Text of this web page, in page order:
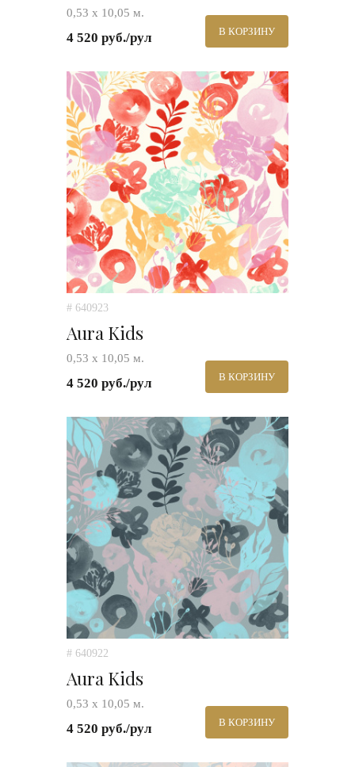
0,53 х 10,05 м.
4 520 руб./рул В КОРЗИНУ
# 640923
Aura Kids
0,53 х 10,05 м.
4 520 руб./рул В КОРЗИНУ
# 640922
Aura Kids
0,53 х 10,05 м.
4 520 руб./рул В КОРЗИНУ